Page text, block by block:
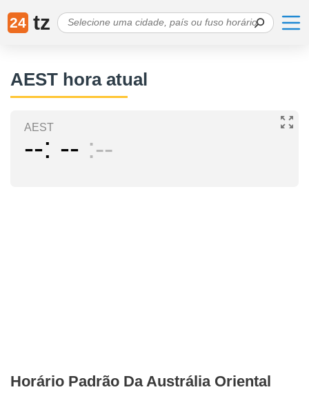
24 tz
AEST hora atual
AEST
-- -- --
Horário Padrão Da Austrália Oriental